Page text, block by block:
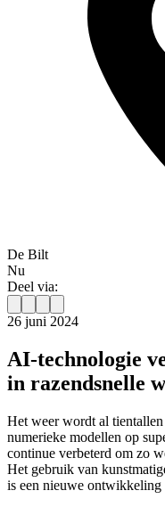
De Bilt
Nu
Deel via:
26 juni 2024
AI-technologie
in razendsnelle
Het weer wordt al
numerieke modellen op
continue verbeterd om zo
Het gebruik van
is een nieuwe ontwikkeling